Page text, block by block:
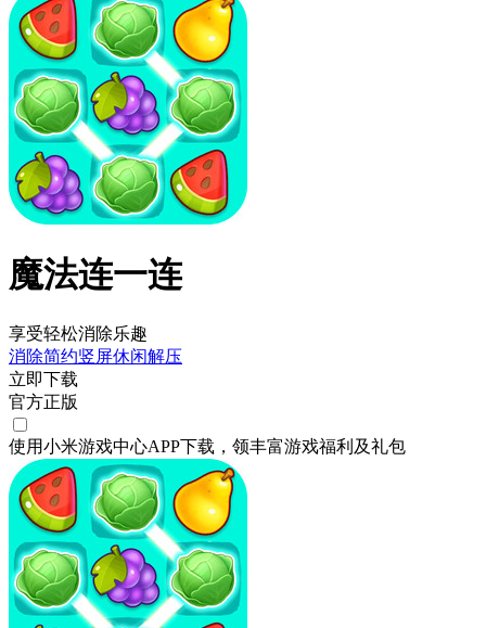
魔法连一连
享受轻松消除乐趣
消除简约竖屏休闲解压
立即下载
官方正版
使用小米游戏中心APP下载 ，领丰富游戏福利 及礼包